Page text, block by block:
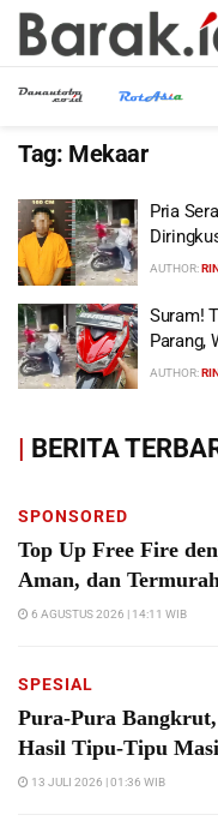
Tag: Mekaar
Pria
AUTHOR:
Suram!
Parang,
AUTHOR:
| BERITA
SPONSORED
Top Up Free Fire
Aman, dan
6 AGUSTUS 2026 | 14:11 WIB
SPESIAL
Pura-Pura
Hasil Tipu-Tipu
13 JULI 2026 | 01:36 WIB